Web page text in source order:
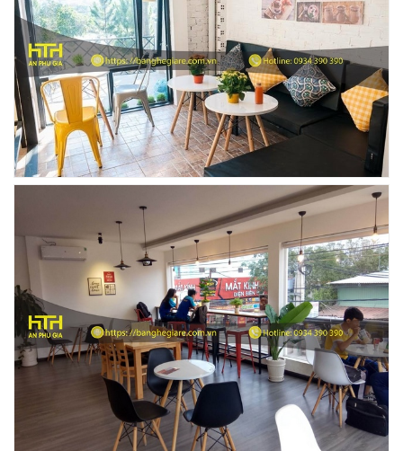
BÀN BAR BEER CLUB BCF SX GIÁ RẺ - MÃ SỐ:
BCF SX
750.000 VNĐ
GHẾ EAMES - GHẾ NHỰA CAFE CHÂN GỖ GIÁ RẺ
- MÃ SỐ: M002
GHẾ XẾP GẤP GIÁ RẺ - MÃ SỐ: X001
380.000 VNĐ
BÀN CAFE BCF01 GIÁ RẺ - MÃ SỐ: BCF01
650.000 VNĐ